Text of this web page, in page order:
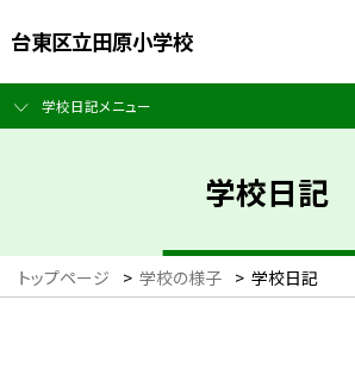
台東区立田原小学校
学校日記メニュー
学校日記
トップページ > 学校の様子 > 学校日記